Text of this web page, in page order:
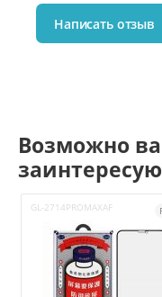
Написать отзыв
Возможно
GL-2714PROMAXAF